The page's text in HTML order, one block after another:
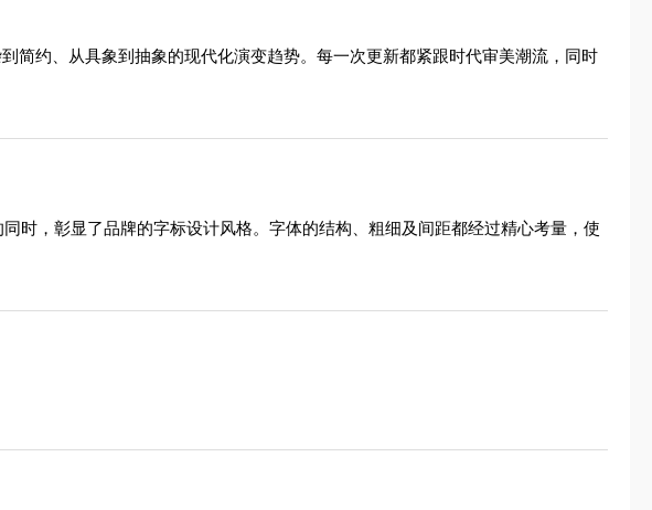
简约、从具象到抽象的现代化演变趋势。每一次更新都紧跟时代审美潮流，同时
时，彰显了品牌的字标设计风格。字体的结构、粗细及间距都经过精心考量，使